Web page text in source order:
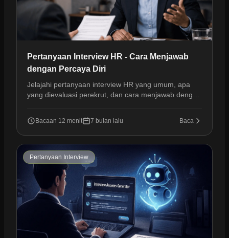
Pertanyaan Interview HR - Cara Menjawab
dengan Percaya Diri
Jelajahi pertanyaan interview HR yang umum, apa
yang dievaluasi perekrut, dan cara menjawab dengan
Bacaan 12 menit 7 bulan lalu Baca
Pertanyaan Interview